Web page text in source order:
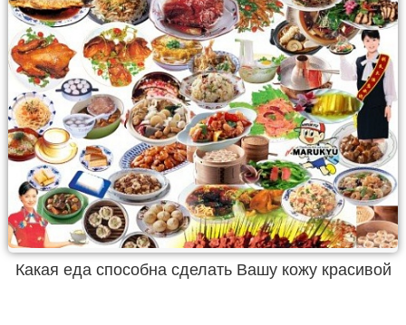
Какая еда способна сделать Вашу кожу красивой